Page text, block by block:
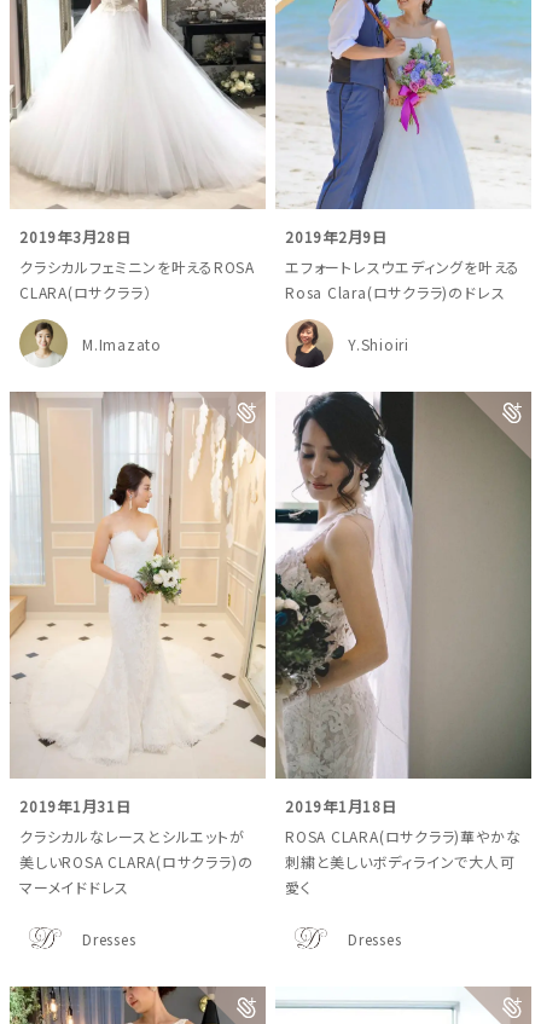
2019年3月28日
クラシカルフェミニンを叶えるROSA
CLARA(ロサクララ）
M.Imazato
2019年2月9日
エフォートレスウエディングを叶える
Rosa Clara(ロサクララ)のドレス
Y.Shioiri
2019年1月31日
クラシカルなレースとシルエットが
美しいROSA CLARA(ロサクララ)の
マーメイドドレス
Dresses
2019年1月18日
ROSA CLARA(ロサクララ)華やかな
刺繍と美しいボディラインで大人可
愛く
Dresses